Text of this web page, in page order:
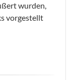
wurden,
vorgestellt